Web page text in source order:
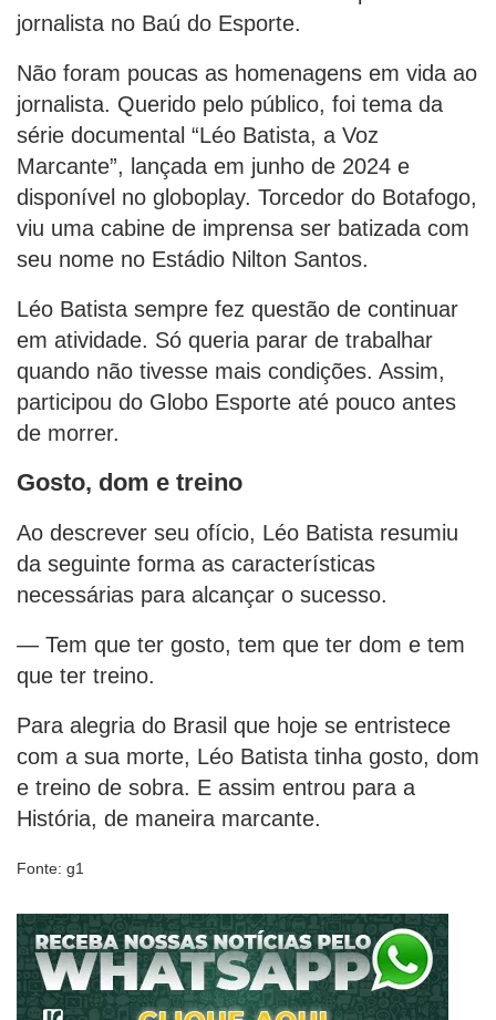
jornalista no Baú do Esporte.
Não foram poucas as homenagens em vida ao
jornalista. Querido pelo público, foi tema da
série documental “Léo Batista, a Voz
Marcante”, lançada em junho de 2024 e
disponível no globoplay. Torcedor do Botafogo,
viu uma cabine de imprensa ser batizada com
seu nome no Estádio Nilton Santos.
Léo Batista sempre fez questão de continuar
em atividade. Só queria parar de trabalhar
quando não tivesse mais condições. Assim,
participou do Globo Esporte até pouco antes
de morrer.
Gosto, dom e treino
Ao descrever seu ofício, Léo Batista resumiu
da seguinte forma as características
necessárias para alcançar o sucesso.
— Tem que ter gosto, tem que ter dom e tem
que ter treino.
Para alegria do Brasil que hoje se entristece
com a sua morte, Léo Batista tinha gosto, dom
e treino de sobra. E assim entrou para a
História, de maneira marcante.
Fonte: g1